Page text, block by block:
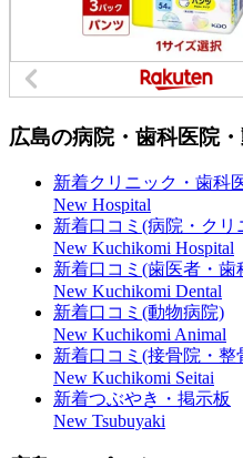
広島の病院・歯科医院
新着クリニック・歯科
New Hospital
新着口コミ(病院・クリ
New Kuchikomi Hospital
新着口コミ(歯医者・歯
New Kuchikomi Dental
新着口コミ(動物病院)
New Kuchikomi Animal
新着口コミ(接骨院・整
New Kuchikomi Seitai
新着つぶやき・掲示板
New Tsubuyaki